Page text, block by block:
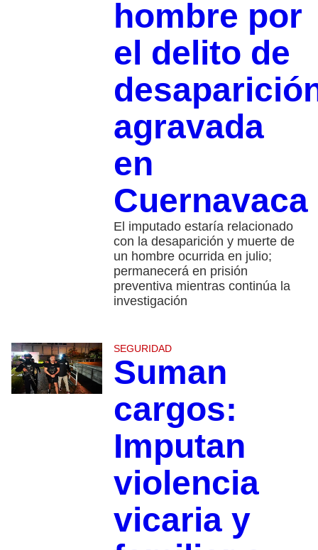
hombre por
el delito de
agravada
en
Cuernavaca
El imputado estaría relacionado
con la desaparición y muerte de
un hombre ocurrida en julio;
permanecerá en prisión
preventiva mientras continúa la
investigación
SEGURIDAD
Suman
cargos:
Imputan
violencia
vicaria y